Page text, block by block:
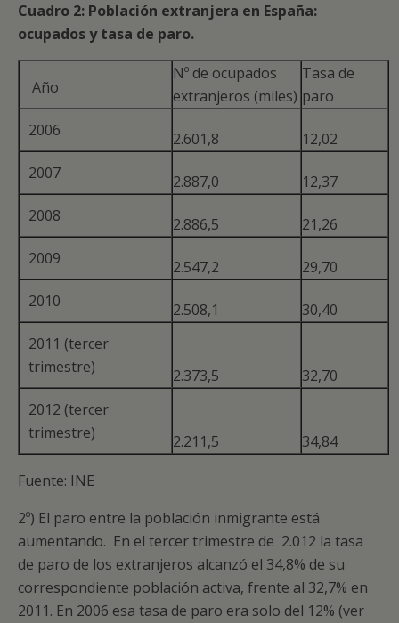
Cuadro 2: Población extranjera en España:
ocupados y tasa de paro.
Año
Nº de ocupados
extranjeros (miles)
Tasa de
paro
2006
2.601,8
12,02
2007
2.887,0
12,37
2008
2.886,5
21,26
2009
2.547,2
29,70
2010
2.508,1
30,40
2011 (tercer
trimestre)
2.373,5
32,70
2012 (tercer
trimestre)
2.211,5
34,84
Fuente: INE
2º) El paro entre la población inmigrante está
aumentando. En el tercer trimestre de 2.012 la tasa
de paro de los extranjeros alcanzó el 34,8% de su
correspondiente población activa, frente al 32,7% en
2011. En 2006 esa tasa de paro era solo del 12% (ver